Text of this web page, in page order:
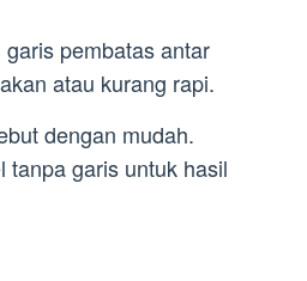
pembatas antar
atau kurang rapi.
dengan mudah.
tanpa garis untuk hasil